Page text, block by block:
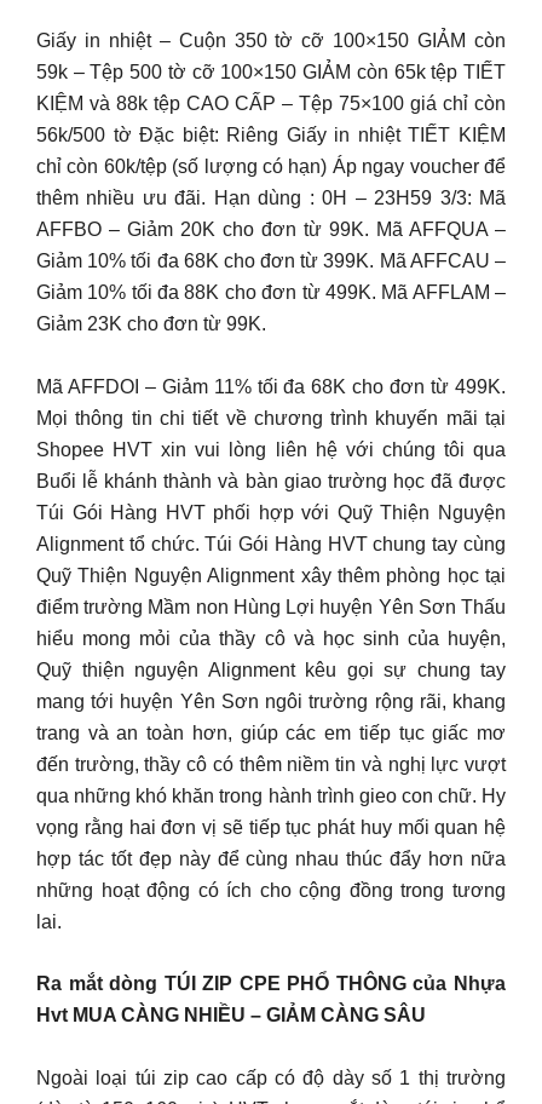
Giấy in nhiệt – Cuộn 350 tờ cỡ 100×150 GIẢM còn
59k – Tệp 500 tờ cỡ 100×150 GIẢM còn 65k tệp TIẾT
KIỆM và 88k tệp CAO CẤP – Tệp 75×100 giá chỉ còn
56k/500 tờ Đặc biệt: Riêng Giấy in nhiệt TIẾT KIỆM
chỉ còn 60k/tệp (số lượng có hạn) Áp ngay voucher để
thêm nhiều ưu đãi. Hạn dùng : 0H – 23H59 3/3: Mã
AFFBO – Giảm 20K cho đơn từ 99K. Mã AFFQUA –
Giảm 10% tối đa 68K cho đơn từ 399K. Mã AFFCAU –
Giảm 10% tối đa 88K cho đơn từ 499K. Mã AFFLAM –
Giảm 23K cho đơn từ 99K.
Mã AFFDOI – Giảm 11% tối đa 68K cho đơn từ 499K.
Mọi thông tin chi tiết về chương trình khuyến mãi tại
Shopee HVT xin vui lòng liên hệ với chúng tôi qua
Buổi lễ khánh thành và bàn giao trường học đã được
Túi Gói Hàng HVT phối hợp với Quỹ Thiện Nguyện
Alignment tổ chức. Túi Gói Hàng HVT chung tay cùng
Quỹ Thiện Nguyện Alignment xây thêm phòng học tại
điểm trường Mầm non Hùng Lợi huyện Yên Sơn Thấu
hiểu mong mỏi của thầy cô và học sinh của huyện,
Quỹ thiện nguyện Alignment kêu gọi sự chung tay
mang tới huyện Yên Sơn ngôi trường rộng rãi, khang
trang và an toàn hơn, giúp các em tiếp tục giấc mơ
đến trường, thầy cô có thêm niềm tin và nghị lực vượt
qua những khó khăn trong hành trình gieo con chữ. Hy
vọng rằng hai đơn vị sẽ tiếp tục phát huy mối quan hệ
hợp tác tốt đẹp này để cùng nhau thúc đẩy hơn nữa
những hoạt động có ích cho cộng đồng trong tương
lai.
Ra mắt dòng TÚI ZIP CPE PHỔ THÔNG của Nhựa
Hvt MUA CÀNG NHIỀU – GIẢM CÀNG SÂU
Ngoài loại túi zip cao cấp có độ dày số 1 thị trường